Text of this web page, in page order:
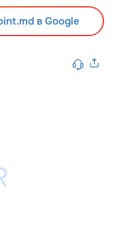
в Google